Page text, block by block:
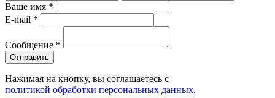
Ваше имя *
E-mail *
Сообщение *
Нажимая на кнопку, вы соглашаетесь с
политикой обработки персональных данных.